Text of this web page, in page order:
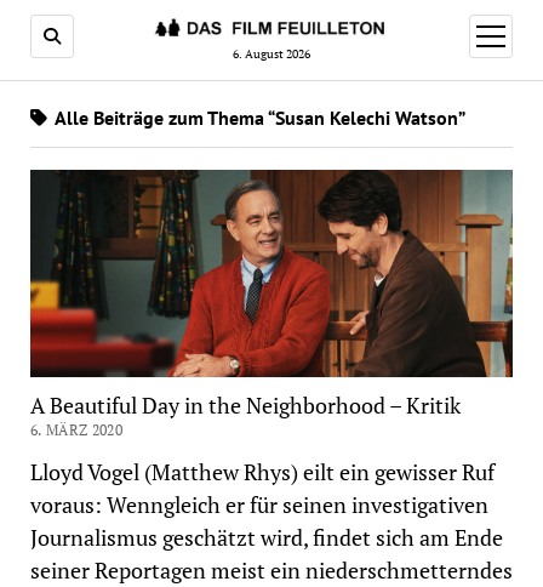
6. August 2026
Menü
öffnen
Alle Beiträge zum Thema “Susan Kelechi Watson”
A Beautiful Day in the Neighborhood – Kritik
6. MÄRZ 2020
Lloyd Vogel (Matthew Rhys) eilt ein gewisser Ruf
voraus: Wenngleich er für seinen investigativen
Journalismus geschätzt wird, findet sich am Ende
seiner Reportagen meist ein niederschmetterndes